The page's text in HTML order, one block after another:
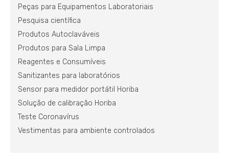
Peças para Equipamentos Laboratoriais
Pesquisa científica
Produtos Autoclaváveis
Produtos para Sala Limpa
Reagentes e Consumíveis
Sanitizantes para laboratórios
Sensor para medidor portátil Horiba
Solução de calibração Horiba
Teste Coronavírus
Vestimentas para ambiente controlados